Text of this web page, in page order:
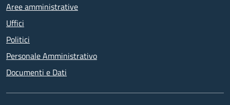
Aree amministrative
Uffici
Politici
Personale Amministrativo
Documenti e Dati